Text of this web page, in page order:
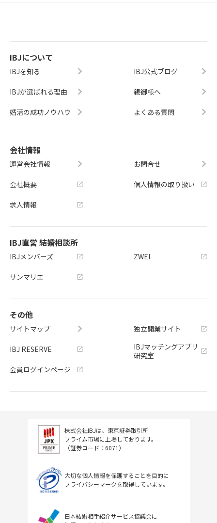
IBJについて
IBJを知る
IBJが選ばれる理由
婚活の成功ノウハウ
IBJ公式ブログ
親御様へ
よくある質問
会社情報
運営会社情報
会社概要
求人情報
お問合せ
個人情報の取り扱い
IBJ直営 結婚相談所
IBJメンバーズ
サンマリエ
ZWEI
その他
サイトマップ
IBJ RESERVE
会員ログインページ
独立開業サイト
IBJマッチングアプリ
研究室
株式会社IBJは、東京証券取引所
プライム市場に上場しております。
（証券コード：6071）
大切な個人情報を保護することを目的に
プライバシーマークを取得しています。
日本結婚相手紹介サービス協議会に